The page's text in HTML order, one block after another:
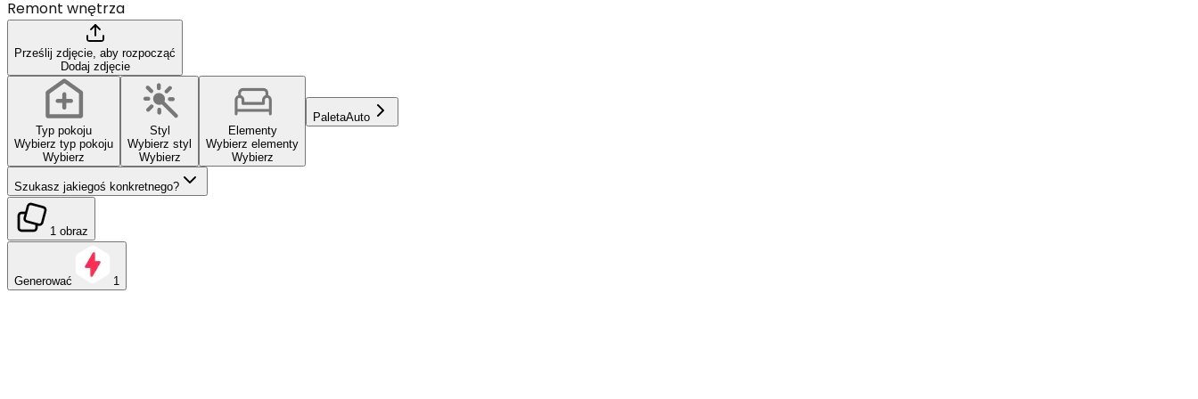
Remont wnętrza
Prześlij zdjęcie, aby rozpocząć
Dodaj zdjęcie
Typ pokoju
Wybierz typ pokoju
Wybierz
Styl
Wybierz styl
Wybierz
Elementy
Wybierz elementy
Wybierz
PaletaAuto
Szukasz jakiegoś konkretnego?
1 obraz
Generować 1